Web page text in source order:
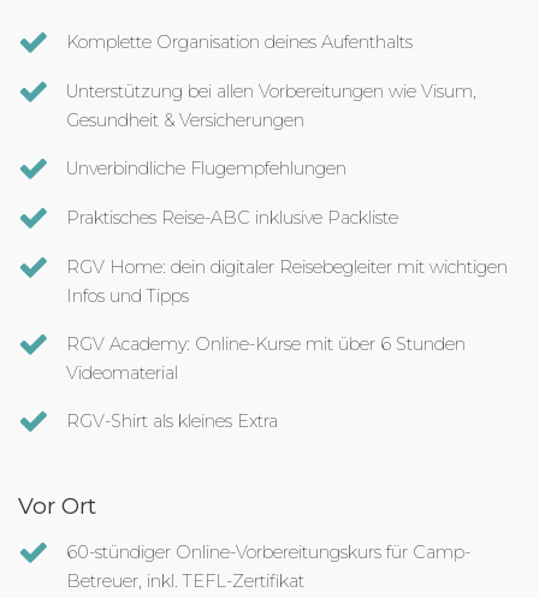
Komplette Organisation deines Aufenthalts
Unterstützung bei allen Vorbereitungen wie Visum,
Gesundheit & Versicherungen
Unverbindliche Flugempfehlungen
Praktisches Reise-ABC inklusive Packliste
RGV Home: dein digitaler Reisebegleiter mit wichtigen
Infos und Tipps
RGV Academy: Online-Kurse mit über 6 Stunden
Videomaterial
RGV-Shirt als kleines Extra
Vor Ort
60-stündiger Online-Vorbereitungskurs für Camp-
Betreuer, inkl. TEFL-Zertifikat